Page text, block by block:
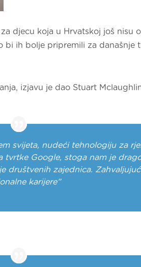
djecu koja u Hrvatskoj još nisu
ih bolje pripremili za današnje
izjavu je dao Stuart
svijeta, nudeći tehnologiju za
Google, stoga nam je
zajednica.
karijere”